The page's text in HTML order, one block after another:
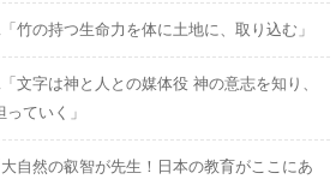
竹の持つ生命力を体に土地に、取り込む」
文字は神と人との媒体役 神の意志を知り、
ていく」
自然の叡智が先生！日本の教育がここにあ